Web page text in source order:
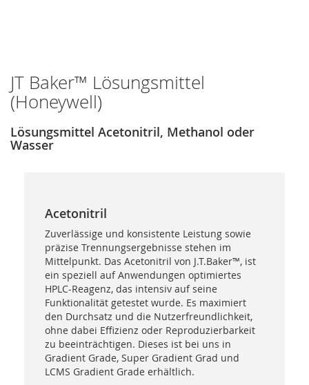
JT Baker™ Lösungsmittel
(Honeywell)
Lösungsmittel Acetonitril, Methanol oder
Wasser
Acetonitril
Zuverlässige und konsistente Leistung sowie
präzise Trennungsergebnisse stehen im
Mittelpunkt. Das Acetonitril von J.T.Baker™, ist
ein speziell auf Anwendungen optimiertes
HPLC-Reagenz, das intensiv auf seine
Funktionalität getestet wurde. Es maximiert
den Durchsatz und die Nutzerfreundlichkeit,
ohne dabei Effizienz oder Reproduzierbarkeit
zu beeinträchtigen. Dieses ist bei uns in
Gradient Grade, Super Gradient Grad und
LCMS Gradient Grade erhältlich.